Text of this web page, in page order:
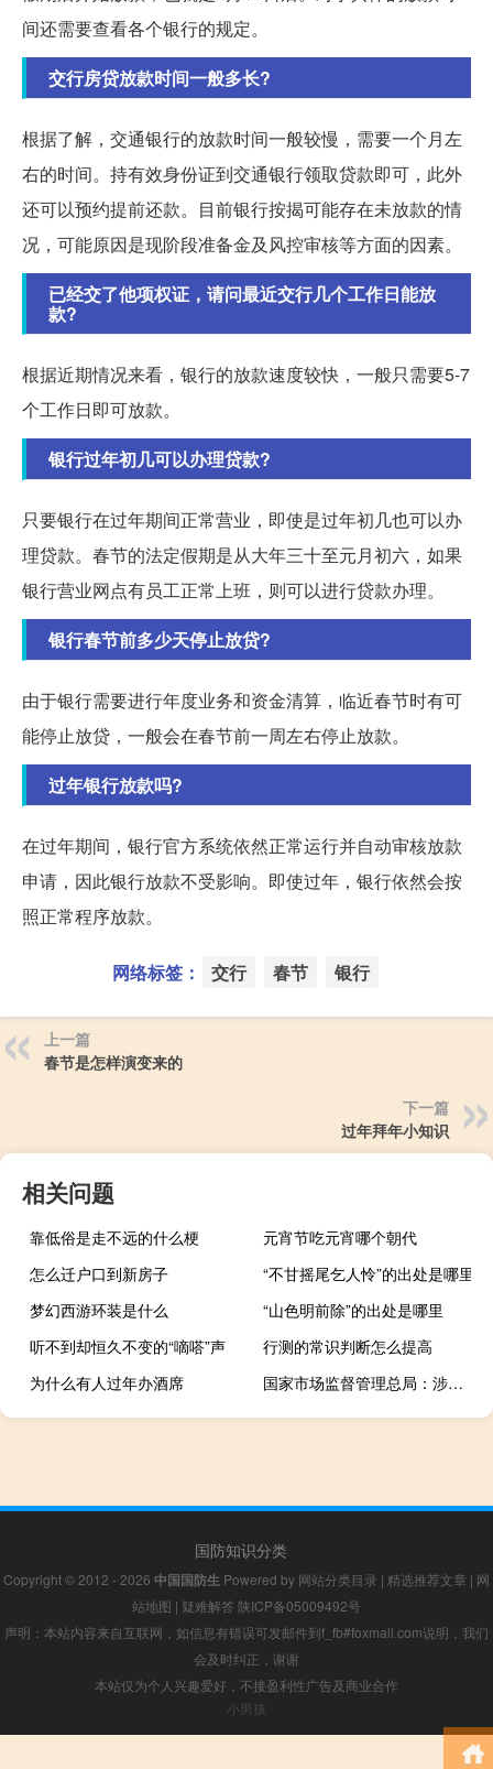
间还需要查看各个银行的规定。
交行房贷放款时间一般多长?
根据了解，交通银行的放款时间一般较慢，需要一个月左
右的时间。持有效身份证到交通银行领取贷款即可，此外
还可以预约提前还款。目前银行按揭可能存在未放款的情
况，可能原因是现阶段准备金及风控审核等方面的因素。
已经交了他项权证，请问最近交行几个工作日能放
款?
根据近期情况来看，银行的放款速度较快，一般只需要5-7
个工作日即可放款。
银行过年初几可以办理贷款?
只要银行在过年期间正常营业，即使是过年初几也可以办
理贷款。春节的法定假期是从大年三十至元月初六，如果
银行营业网点有员工正常上班，则可以进行贷款办理。
银行春节前多少天停止放贷?
由于银行需要进行年度业务和资金清算，临近春节时有可
能停止放贷，一般会在春节前一周左右停止放款。
过年银行放款吗?
在过年期间，银行官方系统依然正常运行并自动审核放款
申请，因此银行放款不受影响。即使过年，银行依然会按
照正常程序放款。
网络标签： 交行 春节 银行
上一篇
春节是怎样演变来的
下一篇
过年拜年小知识
相关问题
靠低俗是走不远的什么梗
元宵节吃元宵哪个朝代
怎么迁户口到新房子
“不甘摇尾乞人怜”的出处是哪里
梦幻西游环装是什么
“山色明前除”的出处是哪里
听不到却恒久不变的“嘀嗒”声
行测的常识判断怎么提高
为什么有人过年办酒席
国家市场监督管理总局：涉企违规收费的治理已经进入深水区
国防知识分类
Copyright © 2012 - 2026 中国国防生 Powered by 网站分类目录 | 精选推荐文章 | 网
站地图 | 疑难解答 陕ICP备05009492号
声明：本站内容来自互联网，如信息有错误可发邮件到f_fb#foxmail.com说明，我们
会及时纠正，谢谢
本站仅为个人兴趣爱好，不接盈利性广告及商业合作
小男孩